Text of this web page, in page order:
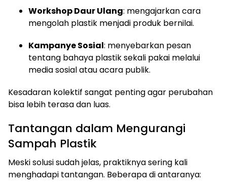
Workshop Daur Ulang: mengajarkan cara
mengolah plastik menjadi produk bernilai.
Kampanye Sosial: menyebarkan pesan
tentang bahaya plastik sekali pakai melalui
media sosial atau acara publik.
Kesadaran kolektif sangat penting agar perubahan
bisa lebih terasa dan luas.
Tantangan dalam Mengurangi
Sampah Plastik
Meski solusi sudah jelas, praktiknya sering kali
menghadapi tantangan. Beberapa di antaranya: